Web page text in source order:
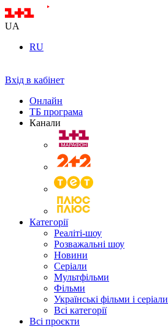
UA
RU
Вхід в кабінет
Онлайн
ТБ програма
Канали
Категорії
Реаліті-шоу
Розважальні шоу
Новини
Серіали
Мультфільми
Фільми
Українські фільми і серіали
Всі категорії
Всі проєкти